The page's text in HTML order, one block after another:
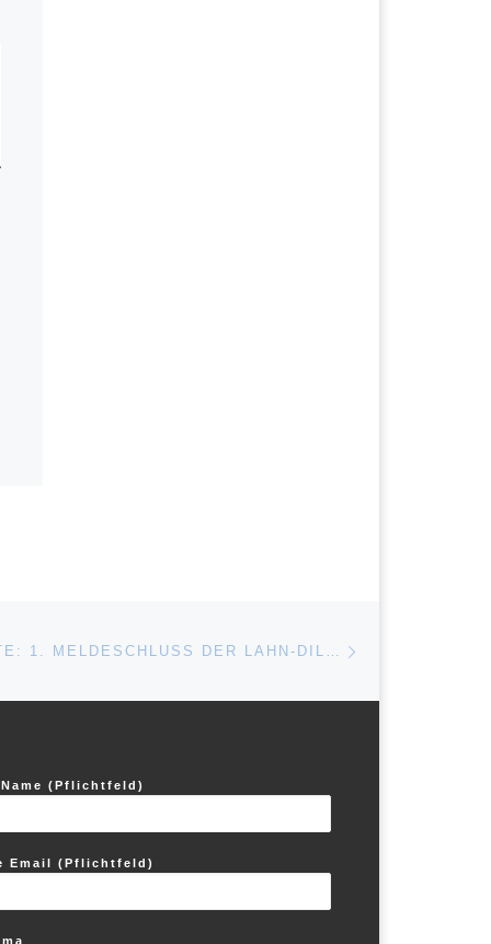
SAVE THE DATE: 1. MELDESCHLUSS DER LAHN-DILL-SCHAU AM 8. MÄRZ!
(Pflichtfeld)
Email (Pflichtfeld)